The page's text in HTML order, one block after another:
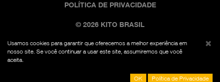
© 2026 KITO BRASIL
POLÍTICA DE PRIVACIDADE
A imagem comercial preta e amarela é uma marca
registrada da Kito Fed. Reg. Nº 7,342,071. Todos os
Usamos cookies para garantir que oferecemos a melhor experiência em
nosso site. Se você continuar a usar este site, assumiremos que você
aceita.
OK Política de Privacidade